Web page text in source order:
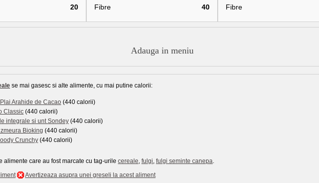
20
Fibre
40
Fibre
Adauga in meniu
se mai gasesc si alte alimente, cu mai putine calorii:
Arahide de Cacao (440 calorii)
Classic (440 calorii)
integrale si unt Sondey (440 calorii)
Bioking (440 calorii)
Crunchy (440 calorii)
alimente care au fost marcate cu tag-urile cereale, fulgi, fulgi seminte canepa.
Avertizeaza asupra unei greseli la acest aliment